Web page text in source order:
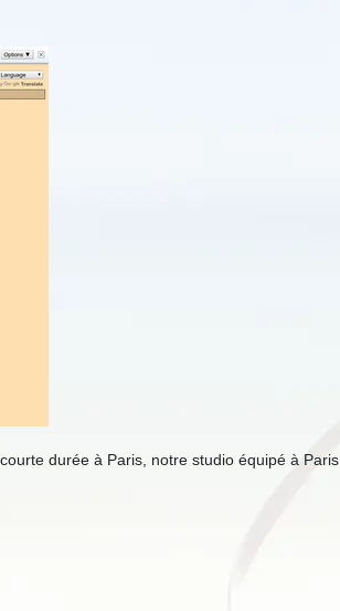
durée à Paris, notre studio équipé à Paris